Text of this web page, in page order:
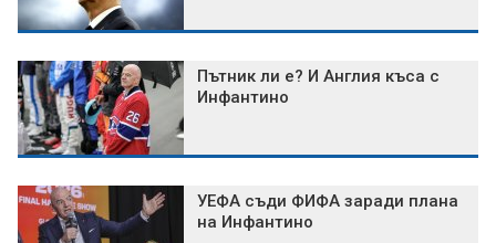
Пътник ли е? И Англия къса с
Инфантино
УЕФА съди ФИФА заради плана
на Инфантино